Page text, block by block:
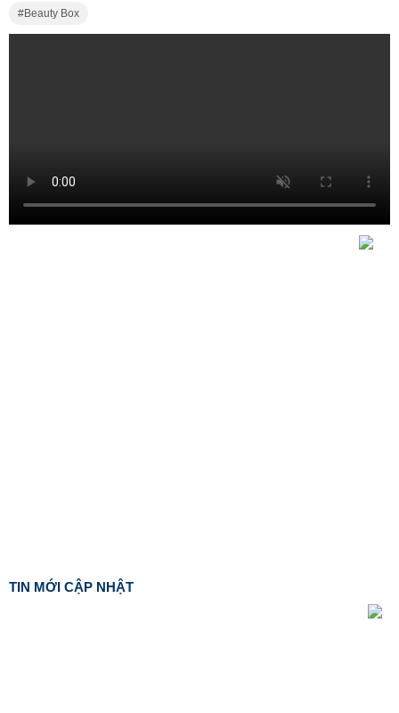
Beauty Box
TIN MỚI CẬP NHẬT